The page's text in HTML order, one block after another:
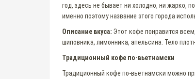
год, здесь не бывает ни холодно, ни жарко,
именно поэтому название этого города
Описание вкуса: Этот кофе понравится
шиповника, лимонника, апельсина. Тело
Традиционный кофе по-вьетнамски
Традиционный кофе по-вьетнамски можно